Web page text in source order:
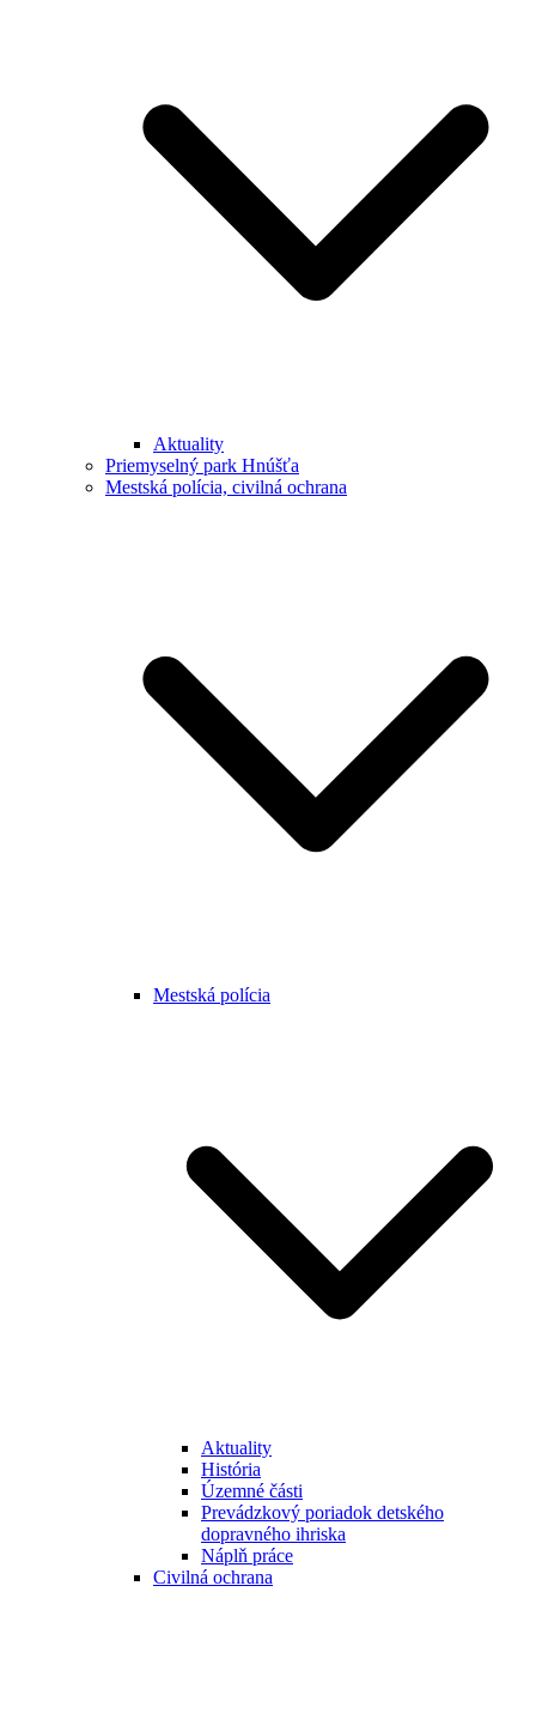
Aktuality
Priemyselný park Hnúšťa
Mestská polícia, civilná ochrana
Mestská polícia
Aktuality
História
Územné části
Prevádzkový poriadok detského
dopravného ihriska
Náplň práce
Civilná ochrana